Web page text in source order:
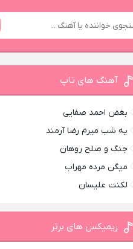
آهنگ های تاپ
بغض احمد صفایی
یه شب میرم رضا آرمند
جنگ و صلح روهان
میگن مرده مهراب
لکنت علیسان
ریمیکس های برتر